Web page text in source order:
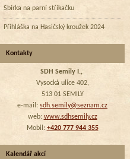
Sbírka na parní stříkačku
Přihláška na Hasičský kroužek 2024
Kontakty
SDH Semily I.,
Vysocká ulice 402,
513 01 SEMILY
e-mail: sdh.semily@seznam.cz
web: www.sdhsemily.cz
Mobil: +420 777 944 355
Kalendář akcí